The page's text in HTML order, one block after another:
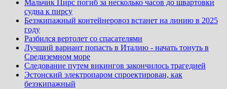
Мальчик Пирс погиб за несколько часов до швартовки
судна к пирсу
Безэкипажный контейнеровоз встанет на линию в 2025
году
Разбился вертолет со спасателями
Лучший вариант попасть в Италию - начать тонуть в
Средиземном море
Следование путем викингов закончилось трагедией
Эстонский электропаром спроектирован, как
безэкипажный